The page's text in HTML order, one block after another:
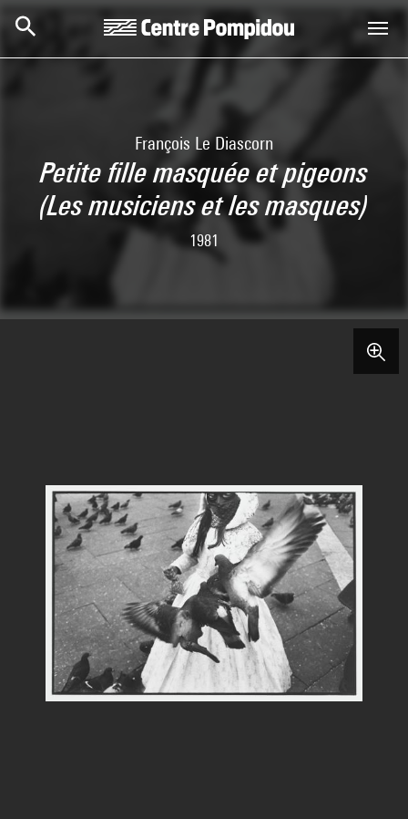
Aller au contenu principal
Centre Pompidou
François Le Diascorn
Petite fille masquée et pigeons
(Les musiciens et les masques)
1981